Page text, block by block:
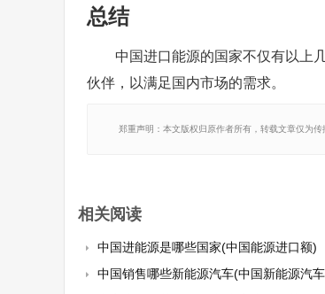
总结
中国进口能源的国家不仅有以上
伙伴，以满足国内市场的需求。
郑重声明：本文版权归原作者所有，转载文章仅为
相关阅读
中国进能源是哪些国家(中国能源进口额)
中国销售哪些新能源汽车(中国新能源汽